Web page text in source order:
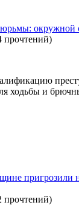
прочтений)
ходьбы и
пригрозили
прочтений)